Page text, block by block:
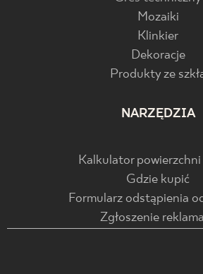
Mozaiki
Klinkier
Dekoracje
Produkty ze
NARZĘDZIA
Kalkulator powierzchni
Gdzie kupić
Formularz odstąpienia
Zgłoszenie